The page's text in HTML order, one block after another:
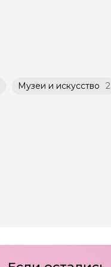
Музеи и искусство 2